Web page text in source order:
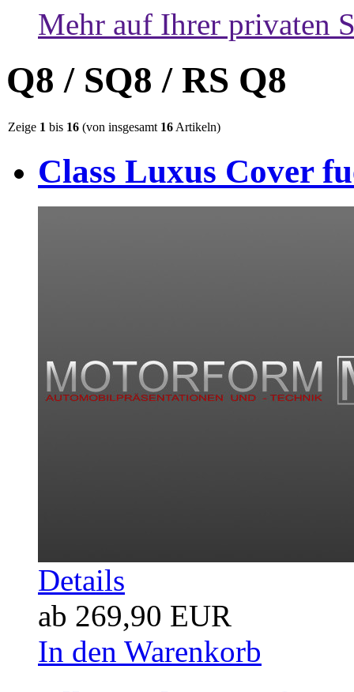
Mehr auf Ihrer privaten
Q8 / SQ8 / RS Q8
Zeige 1 bis 16 (von insgesamt 16 Artikeln)
Class Luxus Cover
Details
ab 269,90 EUR
In den Warenkorb